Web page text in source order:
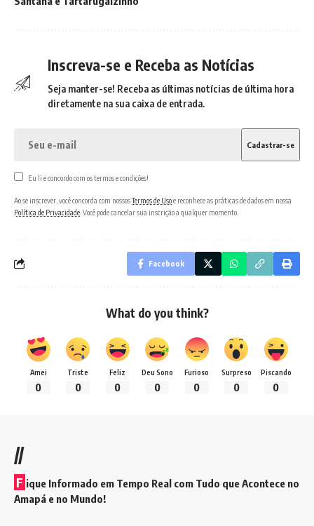
Inscreva-se e Receba as Notícias
Seja manter-se! Receba as últimas notícias de última hora
diretamente na sua caixa de entrada.
Eu li e concordo com os termos e condições!
Ao se inscrever, você concorda com nossosTermos de Usoe reconhece as práticas de dados em nossa
Política de Privacidade . Você pode cancelar sua inscrição a qualquer momento.
Facebook
What do you think?
Amei
0
Triste
0
Feliz
0
Deu Sono
0
Furioso
0
Surpreso
0
Piscando
0
//
F ique Informado em Tempo Real com Tudo que Acontece no
Amapá e no Mundo!